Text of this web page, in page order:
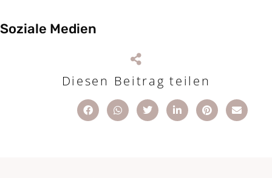
Soziale Medien
Diesen Beitrag teilen